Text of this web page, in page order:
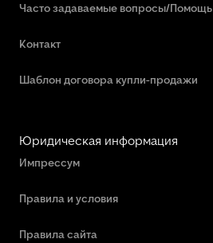
Часто задаваемые вопросы/Помощь
Контакт
Шаблон договора купли-продажи
Юридическая информация
Импрессум
Правила и условия
Правила сайта